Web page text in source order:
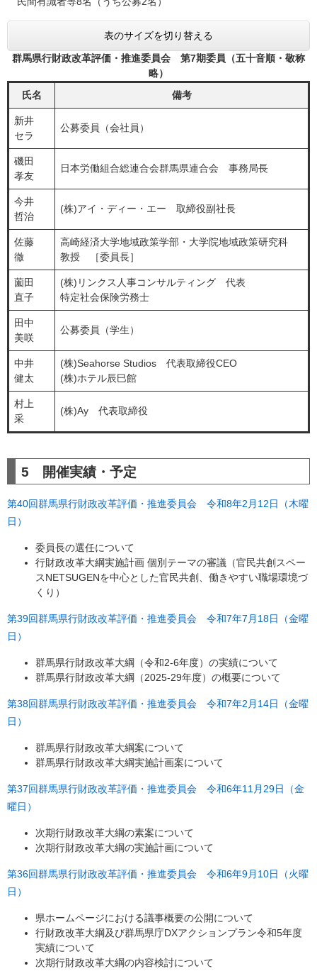
表のサイズを切り替える
群馬県行財政改革評価・推進委員会 第7期委員（五十音順・敬称
略）
氏名
備考
新井
セラ
公募委員（会社員）
磯田
孝友
日本労働組合総連合会群馬県連合会 事務局長
今井
哲治
(株)アイ・ディー・エー 取締役副社長
佐藤
徹
高崎経済大学地域政策学部・大学院地域政策研究科
教授 ［委員長］
薗田
直子
​(株)リンクス人事コンサルティング 代表
特定社会保険労務士
田中
美咲
公募委員（学生）
中井
健太
(株)Seahorse Studios 代表取締役CEO
(株)ホテル辰巳館
村上
采
​(株)Ay 代表取締役
5 開催実績・予定
第40回群馬県行財政改革評価・推進委員会 令和8年2月12日（木曜
日）
委員長の選任について
行財政改革大綱実施計画 個別テーマの審議（官民共創スペー
スNETSUGENを中心とした官民共創、働きやすい職場環境づ
くり）
第39回群馬県行財政改革評価・推進委員会 令和7年7月18日（金曜
日）
群馬県行財政改革大綱（令和2-6年度）の実績について
群馬県行財政改革大綱（2025-29年度）の概要について
第38回群馬県行財政改革評価・推進委員会 令和7年2月14日（金曜
日）
群馬県行財政改革大綱案について
群馬県行財政改革大綱実施計画案について
第37回群馬県行財政改革評価・推進委員会 令和6年11月29日（金
曜日）
次期行財政改革大綱の素案について
次期行財政改革大綱の実施計画について
第36回群馬県行財政改革評価・推進委員会 令和6年9月10日（火曜
日）
県ホームページにおける議事概要の公開について
行財政改革大綱及び群馬県庁DXアクションプラン令和5年度
実績について
次期行財政改革大綱の内容検討について